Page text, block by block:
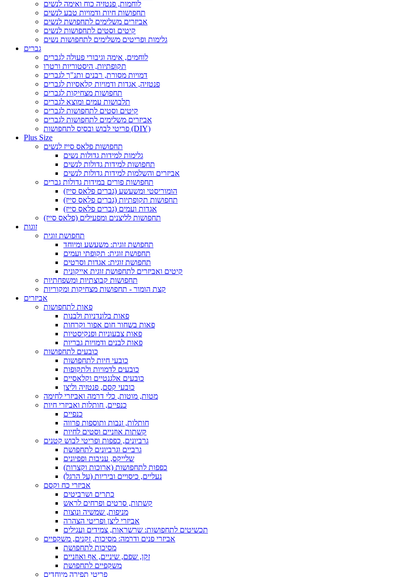
לוחמות, פנטזיה כוח ואימה לנשים
תחפושות חיות ודמויות טבע לנשים
אביזרים משלימים לתחפושת לנשים
קיטים וסטים לתחפושות לנשים
גלימות ופריטים משלימים לתחפושות נשים
גברים
לוחמים, אימה וגיבורי פעולה לגברים
תקופתיות, היסטוריות ורטרו
דמויות מסורת, רבנים ותנ"ך לגברים
פנטזיה, אגדות ודמויות קלאסיות לגברים
תחפושות מצחיקות לגברים
תלבושות עמים ומוצא לגברים
קיטים וסטים לתחפושות לגברים
אביזרים משלימים לתחפושות לגברים
פריטי לבוש ובסיס לתחפושות (DIY)
Plus Size
תחפושות פלאס סייז לנשים
גלימות למידות גדולות נשים
תחפושות למידות גדולות לנשים
אביזרים והשלמות למידות גדולות לנשים
תחפושות פורים במידות גדולות גברים
הומוריסטי ומשעשע (גברים פלאס סייז)
תחפושות תקופתיות (גברים פלאס סייז)
אגדות ועמים (גברים פלאס סייז)
תחפושות לליצנים ומפעילים (פלאס סייז)
זוגות
תחפושת זוגית
תחפושת זוגית: משעשע ומיוחד
תחפושת זוגית: תקופתי ועמים
תחפושת זוגית: אגדות וסרטים
קיטים ואביזרים לתחפושת זוגית אייקונית
תחפושות קבוצתיות ומשפחתיות
קצת הומור - תחפושות מצחיקות ומקוריות
אביזרים
פאות לתחפושות
פאות בלונדניות ולבנות
פאות בשחור חום אפור וקרחות
פאות צבעוניות ופנקיסטיות
פאות לבנים ודמויות גבריות
כובעים לתחפושות
כובעי חיות לתחפושות
כובעים לדמויות ולתקופות
כובעים אלגנטיים וקלאסיים
כובעי קסם, פנטזיה וליצן
מטות, מוטות, כלי דרמה ואביזרי לחימה
כנפיים, חותלות ואביזרי חיות
כנפיים
חותלות, זנבות ותוספות פרווה
קשתות אוזניים וסטים לחיות
גרביונים, כפפות ופריטי לבוש קטנים
גרביים וגרביונים לתחפושת
שלייקס, עניבות ופפיונים
כפפות לתחפושות (ארוכות וקצרות)
נעליים, כיסויים וביריות (על הרגל)
אביזרי כח וקסם
כתרים ושרביטים
קשתות, סרטים ופרחים לראש
מניפות, שמשיה ונוצות
אביזרי ליצן ופריטי הצהרה
תכשיטים לתחפושות: שרשראות, צמידים ועגילים
אביזרי פנים ודרמה: מסיכות, זקנים, משקפיים
מסיכות לתחפושת
זקן, שפם, שיניים, אף ואוזניים
משקפיים לתחפושת
פריטי תפירה מיוחדים